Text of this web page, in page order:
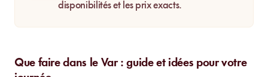
disponibilités et les prix exacts.
Que faire dans le Var : guide et idées pour votre